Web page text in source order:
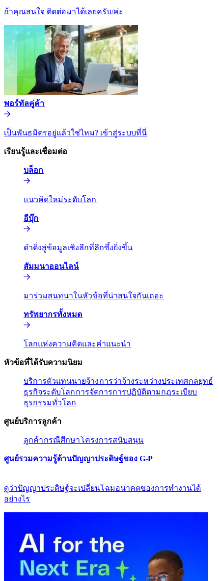
ถ้าคุณสนใจ ติดต่อมาได้เลยครับ/ค่ะ​​
พอร์ทัลคู่ค้า​​
เป็นพันธมิตรอยู่แล้วใช่ไหม? เข้าสู่ระบบที่นี่​​
เรียนรู้และเชื่อมต่อ​​
บล็อก​​
แนวคิดใหม่ระดับโลก​​
อีบุ๊ก​​
ดำดิ่งสู่ข้อมูลเชิงลึกที่ลึกซึ้งยิ่งขึ้น​​
สัมมนาออนไลน์​​
มาร่วมสนทนาในหัวข้อที่น่าสนใจกันเถอะ​​
ทรัพยากรทั้งหมด​​
โลกแห่งความคิดและคำแนะนำ​​
หัวข้อที่ได้รับความนิยม​​
บริการตัวแทนนายจ้าง​​การว่าจ้างระหว่างประเทศ​​กลยุทธ์
ธุรกิจระดับโลก​​การจัดการการปฏิบัติตามกฎระเบียบ​​
ธุรกรรมทั่วโลก​​
ศูนย์บริการลูกค้า​​
ลูกค้า​​กรณีศึกษา​​โครงการสนับสนุน​​
ศูนย์รวมความรู้ด้านปัญญาประดิษฐ์ของ G-P​​
ดูว่าปัญญาประดิษฐ์จะเปลี่ยนโฉมอนาคตของการทำงานได้
อย่างไร​​